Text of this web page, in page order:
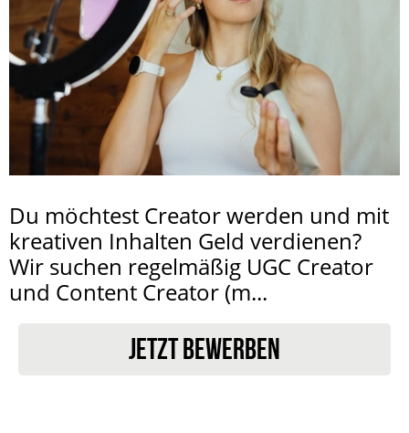
Du möchtest Creator werden und mit
kreativen Inhalten Geld verdienen?
Wir suchen regelmäßig UGC Creator
und Content Creator (m...
JETZT BEWERBEN